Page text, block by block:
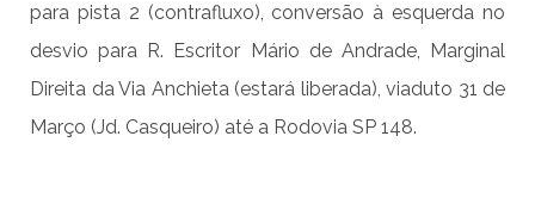
para pista 2 (contrafluxo), conversão à esquerda no
desvio para R. Escritor Mário de Andrade, Marginal
Direita da Via Anchieta (estará liberada), viaduto 31 de
Março (Jd. Casqueiro) até a Rodovia SP 148.